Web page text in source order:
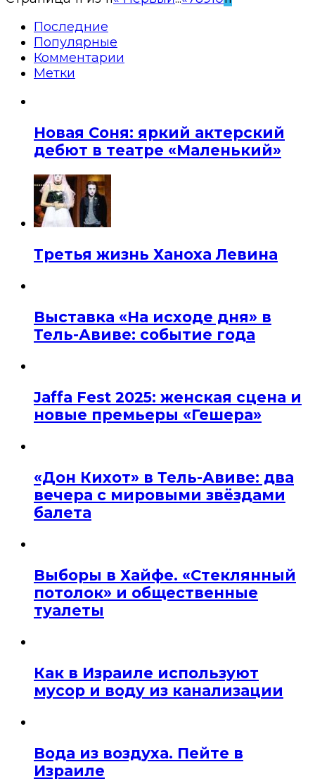
Последние
Популярные
Комментарии
Метки
Новая Соня: яркий актерский
дебют в театре «Маленький»
Третья жизнь Ханоха Левина
Выставка «На исходе дня» в
Тель-Авиве: событие года
Jaffa Fest 2025: женская сцена и
новые премьеры «Гешера»
«Дон Кихот» в Тель-Авиве: два
вечера с мировыми звёздами
балета
Выборы в Хайфе. «Стеклянный
потолок» и общественные
туалеты
Как в Израиле используют
мусор и воду из канализации
Вода из воздуха. Пейте в
Израиле